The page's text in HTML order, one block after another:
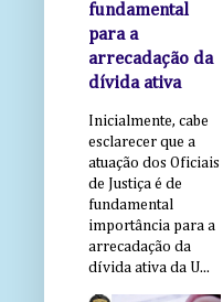
fundamental
para a
arrecadação da
dívida ativa
Inicialmente, cabe
esclarecer que a
atuação dos Oficiais
de Justiça é de
fundamental
importância para a
arrecadação da
dívida ativa da U...